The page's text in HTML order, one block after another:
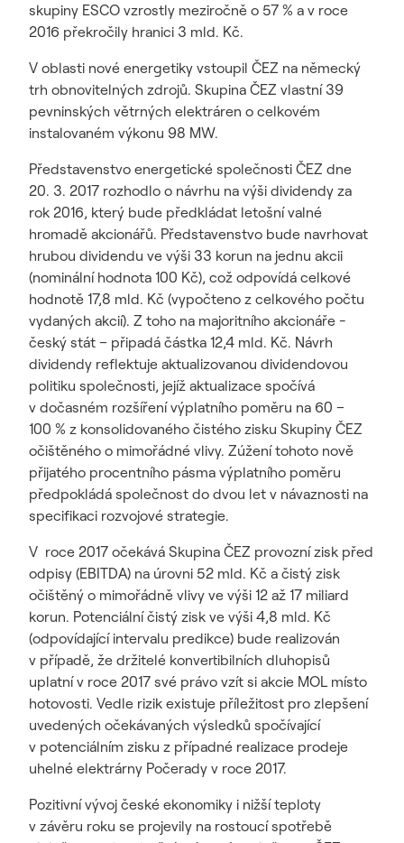
skupiny ESCO vzrostly meziročně o 57 % a v roce
2016 překročily hranici 3 mld. Kč.
V oblasti nové energetiky vstoupil ČEZ na německý
trh obnovitelných zdrojů. Skupina ČEZ vlastní 39
pevninských větrných elektráren o celkovém
instalovaném výkonu 98 MW.
Představenstvo energetické společnosti ČEZ dne
20. 3. 2017 rozhodlo o návrhu na výši dividendy za
rok 2016, který bude předkládat letošní valné
hromadě akcionářů. Představenstvo bude navrhovat
hrubou dividendu ve výši 33 korun na jednu akcii
(nominální hodnota 100 Kč), což odpovídá celkové
hodnotě 17,8 mld. Kč (vypočteno z celkového počtu
vydaných akcií). Z toho na majoritního akcionáře -
český stát – připadá částka 12,4 mld. Kč. Návrh
dividendy reflektuje aktualizovanou dividendovou
politiku společnosti, jejíž aktualizace spočívá
v dočasném rozšíření výplatního poměru na 60 –
100 % z konsolidovaného čistého zisku Skupiny ČEZ
očištěného o mimořádné vlivy. Zúžení tohoto nově
přijatého procentního pásma výplatního poměru
předpokládá společnost do dvou let v návaznosti na
specifikaci rozvojové strategie.
V roce 2017 očekává Skupina ČEZ provozní zisk před
odpisy (EBITDA) na úrovni 52 mld. Kč a čistý zisk
očištěný o mimořádně vlivy ve výši 12 až 17 miliard
korun. Potenciální čistý zisk ve výši 4,8 mld. Kč
(odpovídající intervalu predikce) bude realizován
v případě, že držitelé konvertibilních dluhopisů
uplatní v roce 2017 své právo vzít si akcie MOL místo
hotovosti. Vedle rizik existuje příležitost pro zlepšení
uvedených očekávaných výsledků spočívající
v potenciálním zisku z případné realizace prodeje
uhelné elektrárny Počerady v roce 2017.
Pozitivní vývoj české ekonomiky i nižší teploty
v závěru roku se projevily na rostoucí spotřebě